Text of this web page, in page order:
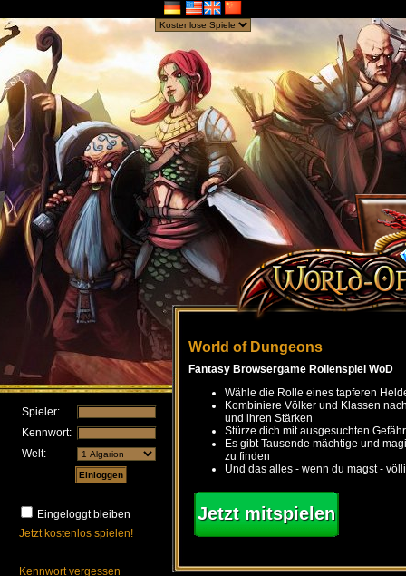
Spieler:
Kennwort:
Welt:
Eingeloggt bleiben
Jetzt kostenlos spielen!
Kennwort vergessen
World of Dungeons
Fantasy Browsergame Rollenspiel WoD
Wähle die Rolle eines tapferen
Kombiniere Völker und Klassen
und ihren Stärken
Stürze dich mit ausgesuchten
Es gibt Tausende mächtige und
zu finden
Und das alles - wenn du magst -
Jetzt mitspielen